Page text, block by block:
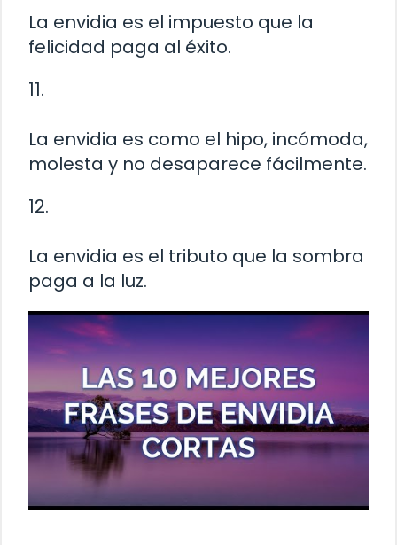
La envidia es el impuesto que la
felicidad paga al éxito.
11.
La envidia es como el hipo, incómoda,
molesta y no desaparece fácilmente.
12.
La envidia es el tributo que la sombra
paga a la luz.